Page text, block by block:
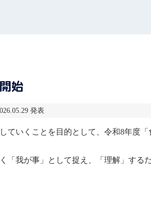
始
発表
ていくことを目的として、令和8年度「
我が事」として捉え、「理解」する